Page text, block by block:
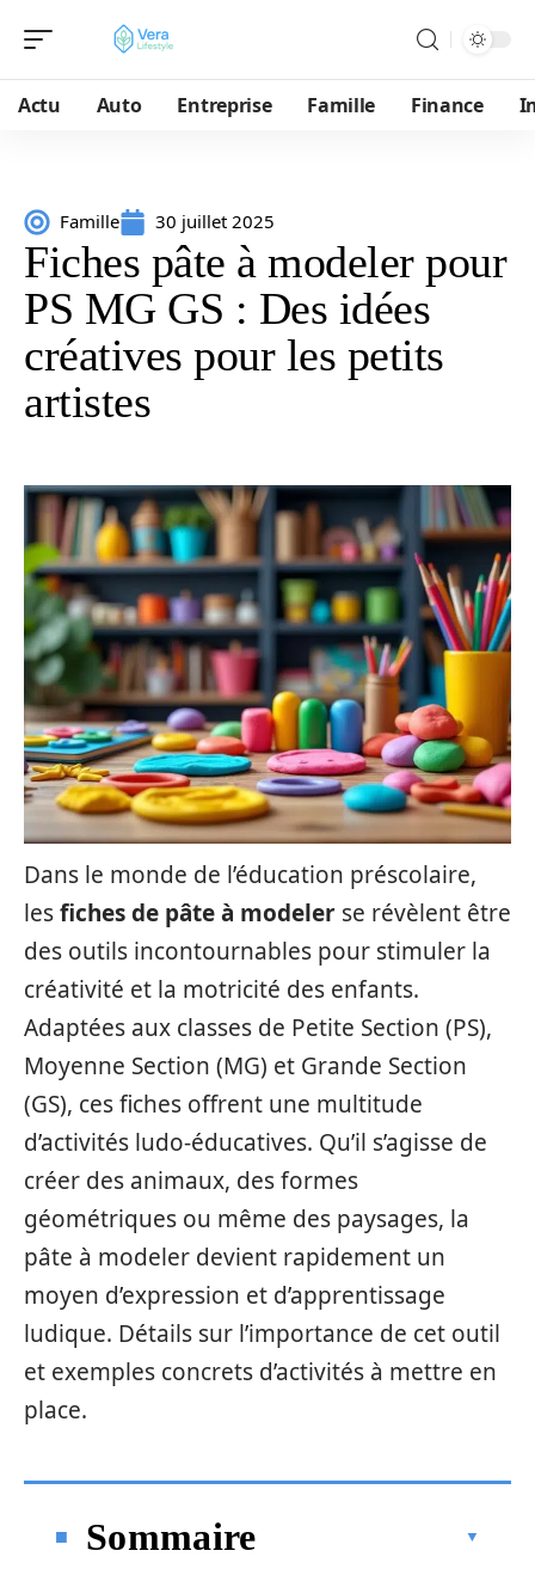
Actu Auto Entreprise Famille Finance
Famille 30 juillet 2025
Fiches pâte à modeler pour
PS MG GS : Des idées
créatives pour les petits
artistes
Dans le monde de l’éducation préscolaire,
lesfiches de pâte à modeler se révèlent être
des outils incontournables pour stimuler la
créativité et la motricité des enfants.
Adaptées aux classes de Petite Section (PS),
Moyenne Section (MG) et Grande Section
(GS), ces fiches offrent une multitude
d’activités ludo-éducatives. Qu’il s’agisse de
créer des animaux, des formes
géométriques ou même des paysages, la
pâte à modeler devient rapidement un
moyen d’expression et d’apprentissage
ludique. Détails sur l’importance de cet outil
et exemples concrets d’activités à mettre en
place.
Sommaire